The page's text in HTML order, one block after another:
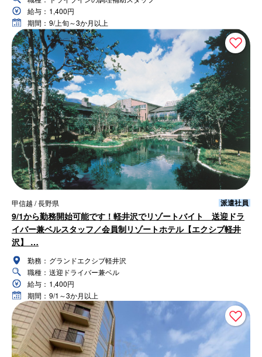
給与： 1,400円
期間： 9/上旬～3か月以上
甲信越 / 長野県 派遣社員
9/1から勤務開始可能です！軽井沢でリゾートバイト 送迎ドラ
イバー兼ベルスタッフ／会員制リゾートホテル【エクシブ軽井
沢】 …
勤務： グランドエクシブ軽井沢
職種： 送迎ドライバー兼ベル
給与： 1,400円
期間： 9/1～3か月以上